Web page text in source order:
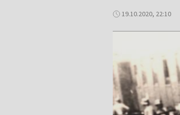
19.10.2020, 22:10